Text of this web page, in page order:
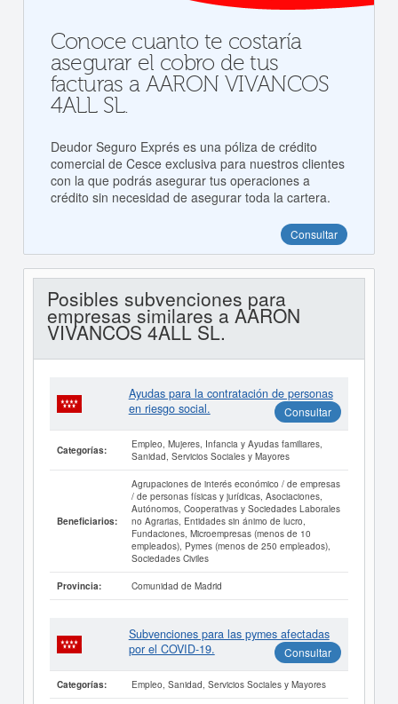
Conoce cuanto te costaría
asegurar el cobro de tus
facturas a AARON VIVANCOS
4ALL SL.
Deudor Seguro Exprés es una póliza de crédito
comercial de Cesce exclusiva para nuestros clientes
con la que podrás asegurar tus operaciones a
crédito sin necesidad de asegurar toda la cartera.
Consultar
Posibles subvenciones para
empresas similares a AARON
VIVANCOS 4ALL SL.
Ayudas para la contratación de personas
en riesgo social.
Consultar
Categorías:
Empleo, Mujeres, Infancia y Ayudas familiares,
Sanidad, Servicios Sociales y Mayores
Beneficiarios:
Agrupaciones de interés económico / de empresas
/ de personas físicas y jurídicas, Asociaciones,
Autónomos, Cooperativas y Sociedades Laborales
no Agrarias, Entidades sin ánimo de lucro,
Fundaciones, Microempresas (menos de 10
empleados), Pymes (menos de 250 empleados),
Sociedades Civiles
Provincia: Comunidad de Madrid
Subvenciones para las pymes afectadas
por el COVID-19.
Consultar
Categorías: Empleo, Sanidad, Servicios Sociales y Mayores